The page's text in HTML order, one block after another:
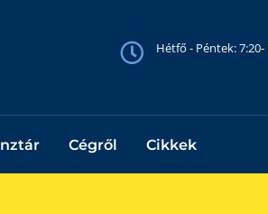
Hétfő - Péntek: 7:20-
Cégről Cikkek